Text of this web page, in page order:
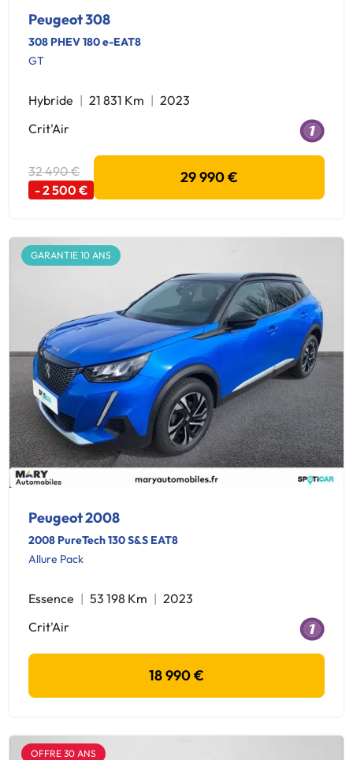
Peugeot 308
308 PHEV 180 e-EAT8
GT
Hybride 21 831 Km
2023
Crit'Air
32 490 €
- 2 500 €
29 990 €
GARANTIE 10 ANS
Peugeot 2008
2008 PureTech 130 S&S EAT8
Allure Pack
Essence 53 198 Km
2023
Crit'Air
18 990 €
OFFRE 30 ANS